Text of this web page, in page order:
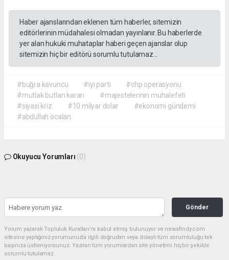
Haber ajanslarından eklenen tüm haberler, sitemizin
editörlerinin müdahalesi olmadan yayınlanır. Bu haberlerde
yer alan hukuki muhataplar haberi geçen ajanslar olup
sitemizin hiç bir editörü sorumlu tutulamaz...
#buğra kavuncu #iyi parti
#chp operasyonu
#mutlak butlan kararı
#majestelerinin muhalefeti
#siyasi kriz
#10 milyar dolar
#ekonomi gündemi
#abdullah öcalan
Okuyucu Yorumları (0)
Gönder
Yorum yazarak Topluluk Kuralları’nı kabul etmiş bulunuyor ve newsfindy.com
sitesine yaptığınız yorumunuzla ilgili doğrudan veya dolaylı tüm sorumluluğu tek
başınıza üstleniyorsunuz. Yazılan tüm yorumlardan site yönetimi hiçbir şekilde
sorumlu tutulamaz.